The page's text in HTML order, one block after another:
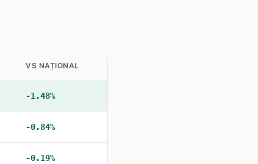
VS NAȚIONAL
-1.48%
-0.84%
-0.19%